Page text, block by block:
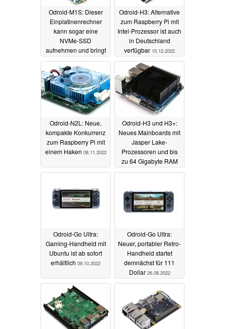
Odroid-M1S: Dieser
Einplatinenrechner
kann sogar eine
NVMe-SSD
aufnehmen und bringt
mit18.11.2023
Odroid-H3: Alternative
zum Raspberry Pi mit
Intel-Prozessor ist auch
in Deutschland
verfügbar 15.12.2022
Odroid-N2L: Neue,
kompakte Konkurrenz
zum Raspberry Pi mit
einem Haken 08.11.2022
Odroid-H3 und H3+:
Neues Mainboards mit
Jasper Lake-
Prozessoren und bis
zu 64 Gigabyte RAM
Odroid-Go Ultra:
Gaming-Handheld mit
Ubuntu ist ab sofort
erhältlich 09.10.2022
Odroid-Go Ultra:
Neuer, portabler Retro-
Handheld startet
demnächst für 111
Dollar 26.08.2022